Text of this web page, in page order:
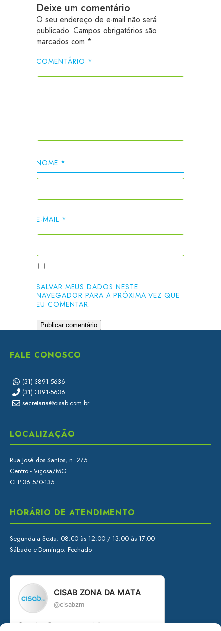
Deixe um comentário
O seu endereço de e-mail não será
publicado. Campos obrigatórios são
marcados com *
COMENTÁRIO *
NOME *
E-MAIL *
SALVAR MEUS DADOS NESTE
NAVEGADOR PARA A PRÓXIMA VEZ QUE
EU COMENTAR.
FALE CONOSCO
(31) 3891-5636
(31) 3891-5636
secretaria@cisab.com.br
LOCALIZAÇÃO
Rua José dos Santos, nº 275
Centro - Viçosa/MG
CEP 36.570-135
HORÁRIO DE ATENDIMENTO
Segunda a Sexta: 08:00 às 12:00 / 13:00 às 17:00
Sábado e Domingo: Fechado
CISAB ZONA DA MATA
@cisabzm
Organização governamental